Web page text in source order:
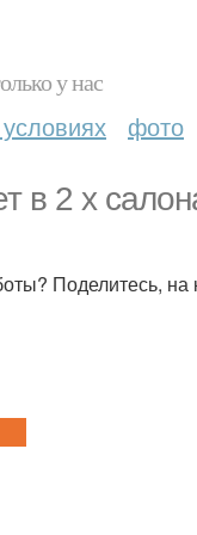
у нас
фото
в 2 х
Поделитесь, на